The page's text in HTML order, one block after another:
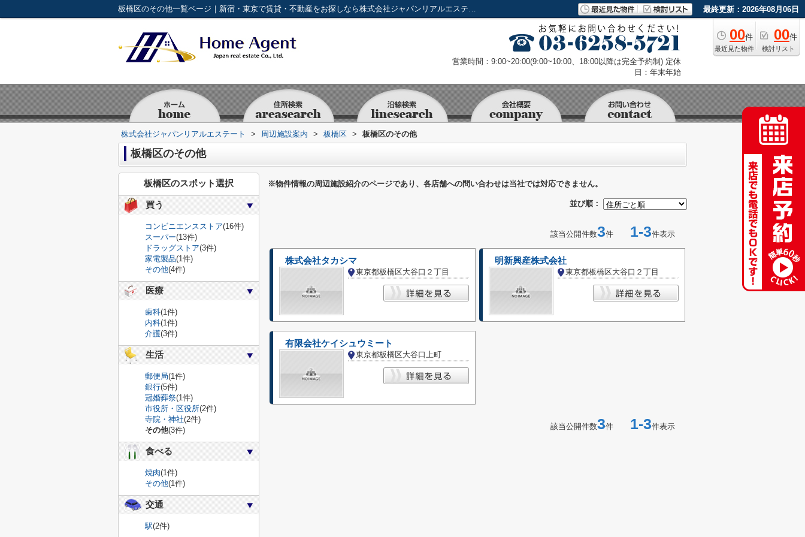
板橋区のその他一覧ページ｜新宿・東京で賃貸・不動産をお探しなら株式会社ジャパンリアルエステート 最終更新：2026年08月06日
00件
最近見た物件
00件
検討リスト
営業時間：9:00~20:00(9:00~10:00、18:00以降は完全予約制) 定休
日：年末年始
株式会社ジャパンリアルエステート > 周辺施設案内 > 板橋区 > 板橋区のその他
板橋区のその他
※物件情報の周辺施設紹介のページであり、各店舗への問い合わせは当社では対応できません。
並び順：
該当公開件数3件 1-3件表示
株式会社タカシマ
東京都板橋区大谷口２丁目
明新興産株式会社
東京都板橋区大谷口２丁目
有限会社ケイシュウミート
東京都板橋区大谷口上町
該当公開件数3件 1-3件表示
板橋区のスポット選択
買う
コンビニエンスストア(16件)
スーパー(13件)
ドラッグストア(3件)
家電製品(1件)
その他(4件)
医療
歯科(1件)
内科(1件)
介護(3件)
生活
郵便局(1件)
銀行(5件)
冠婚葬祭(1件)
市役所・区役所(2件)
寺院・神社(2件)
その他(3件)
食べる
焼肉(1件)
その他(1件)
交通
駅(2件)